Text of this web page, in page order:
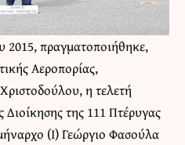
2015, πραγματοποιήθηκε,
Αεροπορίας,
η τελετή
της 111 Πτέρυγας
(Ι) Γεώργιο Φασούλα